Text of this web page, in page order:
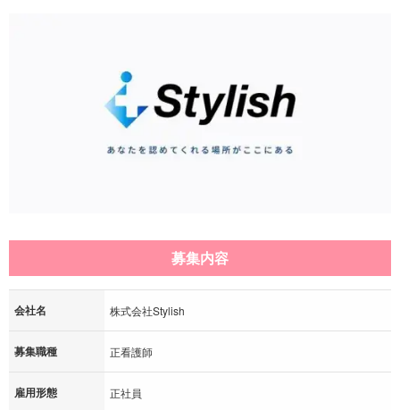
募集内容
会社名 株式会社Stylish
募集職種 正看護師
雇用形態 正社員